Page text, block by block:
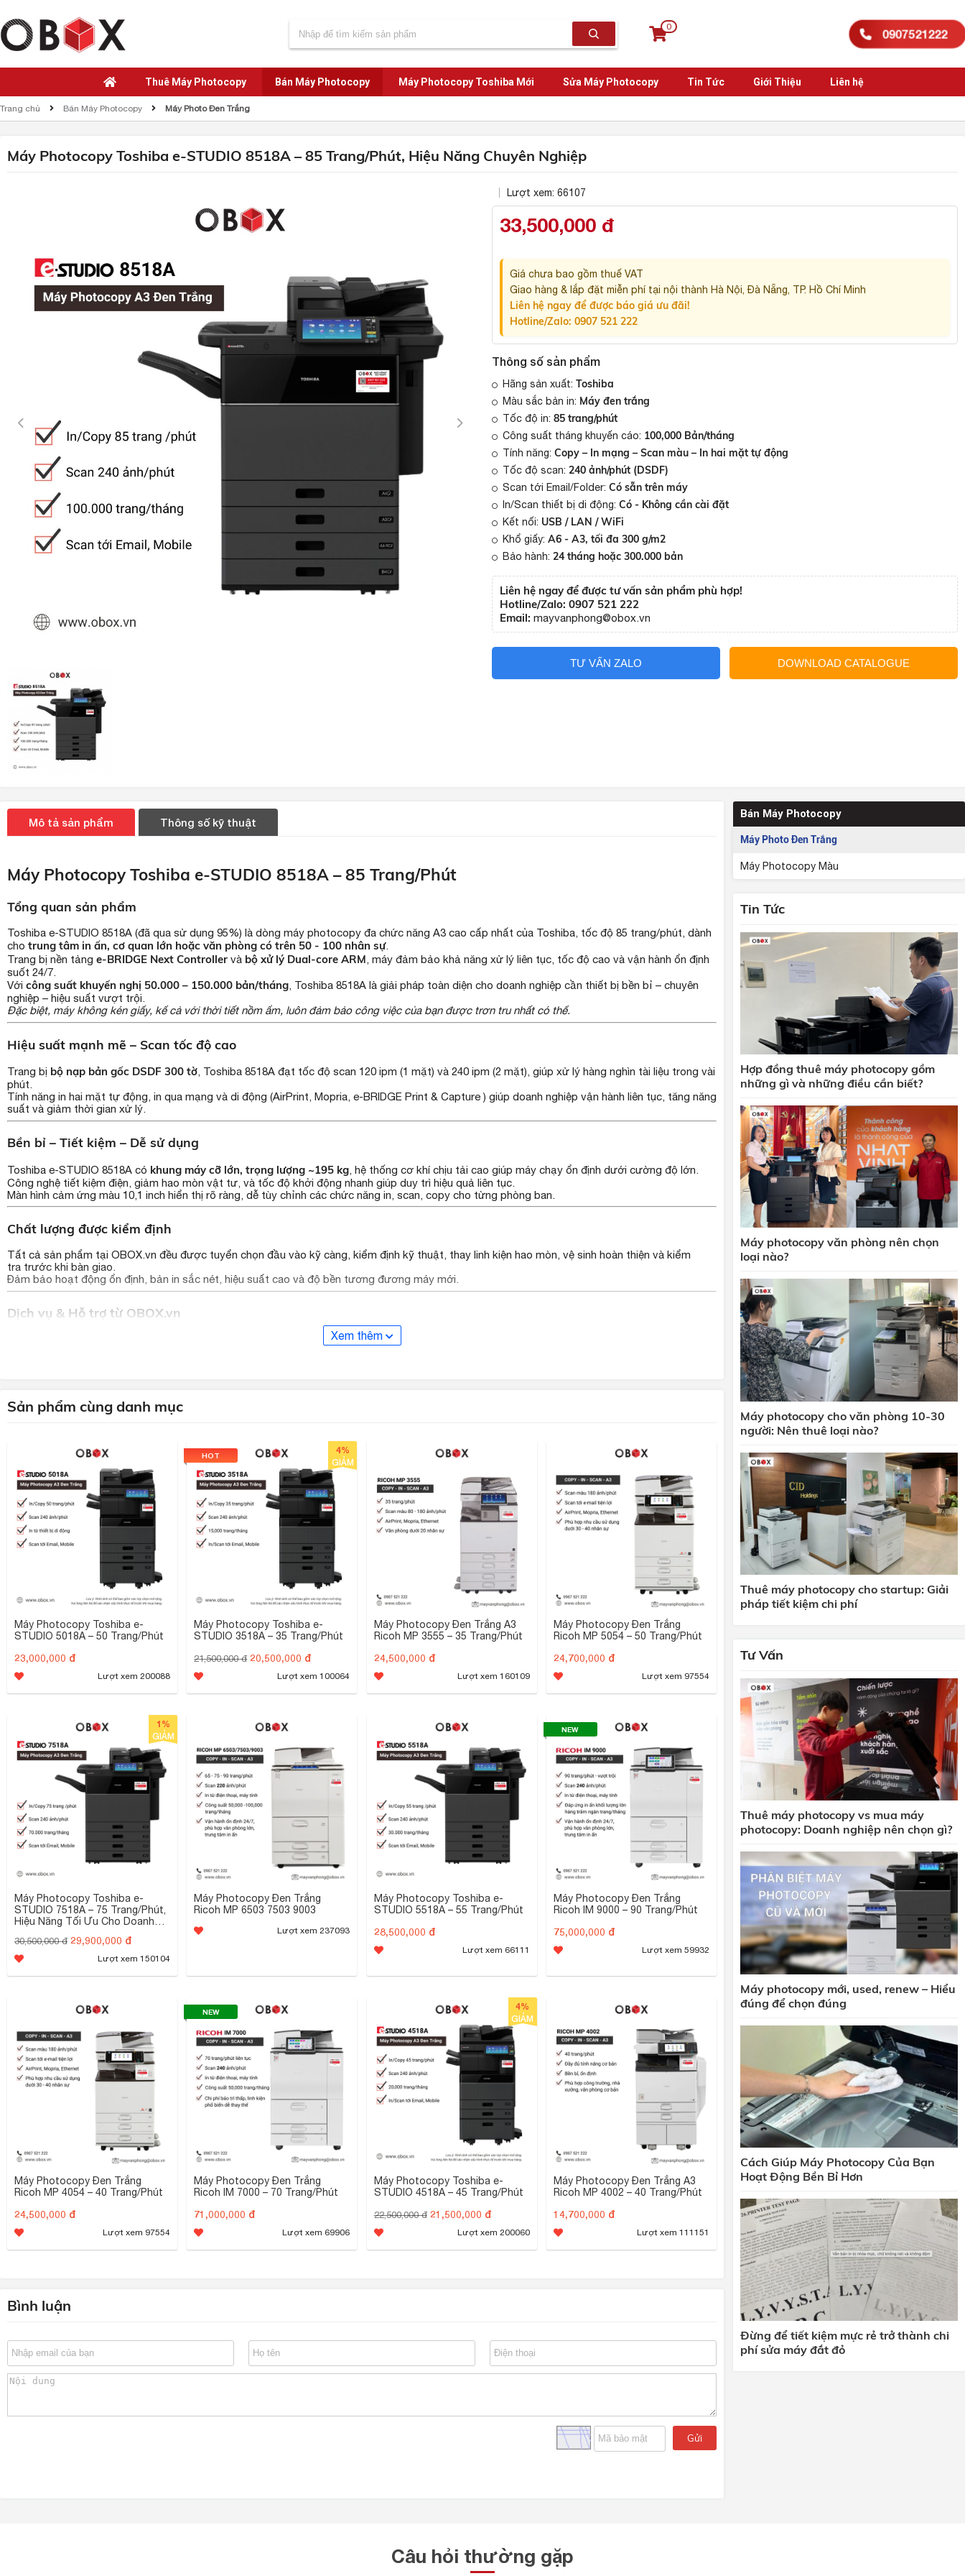
0
0907521222
Thuê Máy Photocopy Bán Máy Photocopy Máy Photocopy Toshiba Mới Sửa Máy Photocopy Tin Tức Giới Thiệu Liên hệ
Trang chủ Bán Máy Photocopy Máy Photo Đen Trắng
Máy Photocopy Toshiba e-STUDIO 8518A – 85 Trang/Phút, Hiệu Năng Chuyên Nghiệp
Lượt xem: 66107
33,500,000 đ
Giá chưa bao gồm thuế VAT
Giao hàng & lắp đặt miễn phí tại nội thành Hà Nội, Đà Nẵng, TP. Hồ Chí Minh
Liên hệ ngay để được báo giá ưu đãi!
Hotline/Zalo: 0907 521 222
Thông số sản phẩm
Hãng sản xuất:Toshiba
Màu sắc bản in: Máy đen trắng
Tốc độ in:85 trang/phút
Công suất tháng khuyến cáo: 100,000 Bản/tháng
Tính năng: Copy – In mạng – Scan màu – In hai mặt tự động
Tốc độ scan: 240 ảnh/phút (DSDF)
Scan tới Email/Folder: Có sẵn trên máy
In/Scan thiết bị di động: Có - Không cần cài đặt
Kết nối: USB / LAN / WiFi
Khổ giấy: A6 - A3, tối đa 300 g/m2
Bảo hành: 24 tháng hoặc 300.000 bản
Liên hệ ngay để được tư vấn sản phẩm phù hợp!
Hotline/Zalo: 0907 521 222
Email: mayvanphong@obox.vn
TƯ VẤN ZALO DOWNLOAD CATALOGUE
Mô tả sản phẩm Thông số kỹ thuật
Máy Photocopy Toshiba e-STUDIO 8518A – 85 Trang/Phút
Tổng quan sản phẩm
Toshiba e-STUDIO 8518A (đã qua sử dụng 95%) là dòng máy photocopy đa chức năng A3 cao cấp nhất của Toshiba, tốc độ 85 trang/phút, dành
cho trung tâm in ấn, cơ quan lớn hoặc văn phòng có trên 50 - 100 nhân sự.
Trang bị nền tảng e-BRIDGE Next Controller và bộ xử lý Dual-core ARM, máy đảm bảo khả năng xử lý liên tục, tốc độ cao và vận hành ổn định
suốt 24/7.
Với công suất khuyến nghị 50.000 – 150.000 bản/tháng, Toshiba 8518A là giải pháp toàn diện cho doanh nghiệp cần thiết bị bền bỉ – chuyên
nghiệp – hiệu suất vượt trội.
Đặc biệt, máy không kén giấy, kể cả với thời tiết nồm ẩm, luôn đảm bảo công việc của bạn được trơn tru nhất có thể.
Hiệu suất mạnh mẽ – Scan tốc độ cao
Trang bị bộ nạp bản gốc DSDF 300 tờ, Toshiba 8518A đạt tốc độ scan 120 ipm (1 mặt) và 240 ipm (2 mặt), giúp xử lý hàng nghìn tài liệu trong vài
phút.
Tính năng in hai mặt tự động, in qua mạng và di động (AirPrint, Mopria, e-BRIDGE Print & Capture ) giúp doanh nghiệp vận hành liên tục, tăng năng
suất và giảm thời gian xử lý.
Bền bỉ – Tiết kiệm – Dễ sử dụng
Toshiba e-STUDIO 8518A có khung máy cỡ lớn, trọng lượng ~195 kg, hệ thống cơ khí chịu tải cao giúp máy chạy ổn định dưới cường độ lớn.
Công nghệ tiết kiệm điện, giảm hao mòn vật tư, và tốc độ khởi động nhanh giúp duy trì hiệu quả liên tục.
Màn hình cảm ứng màu 10,1 inch hiển thị rõ ràng, dễ tùy chỉnh các chức năng in, scan, copy cho từng phòng ban.
Chất lượng được kiểm định
Tất cả sản phẩm tại OBOX.vn đều được tuyển chọn đầu vào kỹ càng, kiểm định kỹ thuật, thay linh kiện hao mòn, vệ sinh hoàn thiện và kiểm
tra trước khi bàn giao.
Đảm bảo hoạt động ổn định, bản in sắc nét, hiệu suất cao và độ bền tương đương máy mới.
Dịch vụ & Hỗ trợ từ OBOX.vn
0907 521 222
Email:mayvanphong@obox.vn
Xem thêm
Sản phẩm cùng danh mục
Máy Photocopy Toshiba e-
STUDIO 5018A – 50 Trang/Phút
23,000,000 đ
Lượt xem 200088
Máy Photocopy Toshiba e-
STUDIO 3518A – 35 Trang/Phút
21,500,000 đ 20,500,000 đ
Lượt xem 100064
4%
GIẢM
HOT
Máy Photocopy Đen Trắng A3
Ricoh MP 3555 – 35 Trang/Phút
24,500,000 đ
Lượt xem 160109
Máy Photocopy Đen Trắng
Ricoh MP 5054 – 50 Trang/Phút
24,700,000 đ
Lượt xem 97554
Máy Photocopy Toshiba e-
STUDIO 7518A – 75 Trang/Phút,
Hiệu Năng Tối Ưu Cho Doanh
30,500,000 đ 29,900,000 đ
Lượt xem 150104
1%
GIẢM
Máy Photocopy Đen Trắng
Ricoh MP 6503 7503 9003
Lượt xem 237093
Máy Photocopy Toshiba e-
STUDIO 5518A – 55 Trang/Phút
28,500,000 đ
Lượt xem 66111
Máy Photocopy Đen Trắng
Ricoh IM 9000 – 90 Trang/Phút
75,000,000 đ
Lượt xem 59932
NEW
Máy Photocopy Đen Trắng
Ricoh MP 4054 – 40 Trang/Phút
24,500,000 đ
Lượt xem 97554
Máy Photocopy Đen Trắng
Ricoh IM 7000 – 70 Trang/Phút
71,000,000 đ
Lượt xem 69906
NEW
Máy Photocopy Toshiba e-
STUDIO 4518A – 45 Trang/Phút
22,500,000 đ 21,500,000 đ
Lượt xem 200060
4%
GIẢM
Máy Photocopy Đen Trắng A3
Ricoh MP 4002 – 40 Trang/Phút
14,700,000 đ
Lượt xem 111151
Bình luận
Gửi
Bán Máy Photocopy
Máy Photo Đen Trắng
Máy Photocopy Màu
Tin Tức
Hợp đồng thuê máy photocopy gồm
những gì và những điều cần biết?
Máy photocopy văn phòng nên chọn
loại nào?
Máy photocopy cho văn phòng 10-30
người: Nên thuê loại nào?
Thuê máy photocopy cho startup: Giải
pháp tiết kiệm chi phí
Tư Vấn
Thuê máy photocopy vs mua máy
photocopy: Doanh nghiệp nên chọn gì?
Máy photocopy mới, used, renew – Hiểu
đúng để chọn đúng
Cách Giúp Máy Photocopy Của Bạn
Hoạt Động Bền Bỉ Hơn
Đừng để tiết kiệm mực rẻ trở thành chi
phí sửa máy đắt đỏ
Câu hỏi thường gặp